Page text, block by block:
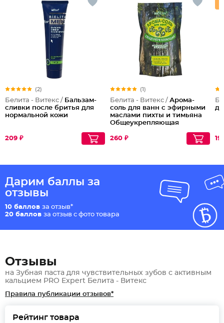
(2)
Белита - Витекс / Бальзам-
сливки после бритья для
нормальной кожи
209 ₽
(1)
Белита - Витекс / Арома-
соль для ванн с эфирными
маслами пихты и тимьяна
Общеукрепляющая
260 ₽
Дарим баллы за
отзывы
10 баллов за отзыв*
20 баллов за отзыв с фото товара
Отзывы
на Зубная паста для чувствительных зубов с активным
кальцием PRO Expert Белита - Витекс
Правила публикации отзывов*
Рейтинг товара